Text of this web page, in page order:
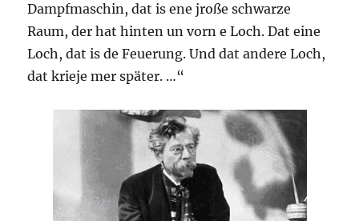
Dampfmaschin, dat is ene jroße schwarze
Raum, der hat hinten un vorn e Loch. Dat eine
Loch, dat is de Feuerung. Und dat andere Loch,
dat krieje mer später. …“